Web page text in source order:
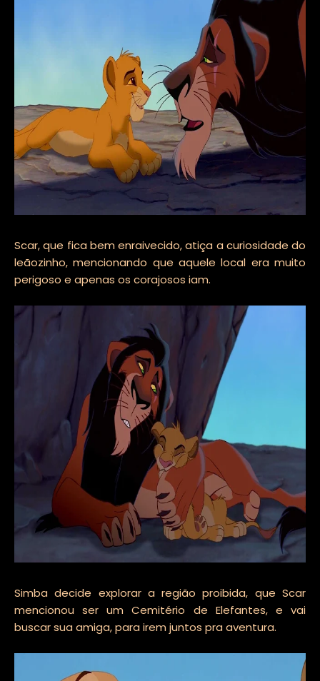
Scar, que fica bem enraivecido, atiça a curiosidade do
leãozinho, mencionando que aquele local era muito
perigoso e apenas os corajosos iam.
Simba decide explorar a região proibida, que Scar
mencionou ser um Cemitério de Elefantes, e vai
buscar sua amiga, para irem juntos pra aventura.